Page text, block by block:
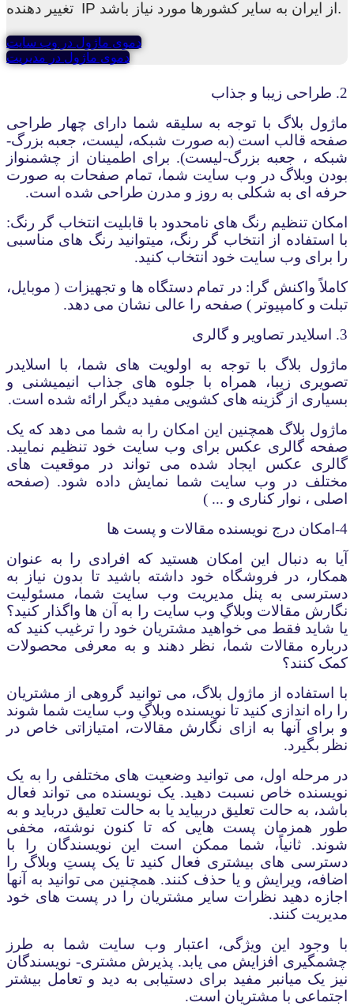
تغییر دهنده IP از ایران به سایر کشورها مورد نیاز باشد.
دموی ماژول در وب سایت
دموی ماژول در مدیریت
2. طراحی زیبا و جذاب
ماژول بلاگ با توجه به سلیقه شما دارای چهار طراحی
صفحه قالب است (به صورت شبکه، لیست، جعبه بزرگ-
شبکه ، جعبه بزرگ-لیست). برای اطمینان از چشم­نواز
بودن وبلاگ در وب سایت شما، تمام صفحات به صورت
حرفه ای به شکلی به روز و مدرن طراحی شده است.
امکان تنظیم رنگ های نامحدود با قابلیت انتخاب گر رنگ:
با استفاده از انتخاب گر رنگ، می­توانید رنگ های مناسبی
را برای وب سایت خود انتخاب کنید.
کاملاً واکنش گرا: در تمام دستگا­ه ها و تجهیزات ( موبایل،
تبلت و کامپیوتر ) صفحه را عالی نشان می دهد.
3. اسلایدر تصاویر و گالری
ماژول بلاگ با توجه به اولویت های شما، با اسلایدر
تصویری زیبا، همراه با جلوه های جذاب انیمیشنی و
بسیاری از گزینه های کشویی مفید دیگر ارائه شده است.
ماژول بلاگ همچنین این امکان را به شما می دهد که یک
صفحه گالری عکس برای وب سایت خود تنظیم نمایید.
گالری عکس ایجاد شده می تواند در موقعیت های
مختلف در وب سایت شما نمایش داده شود. (صفحه
اصلی ، نوار کناری و ... )
4-امکان درج نویسنده مقالات و پست ها
آیا به دنبال این امکان هستید که افرادی را به عنوان
همکار، در فروشگاه خود داشته باشید تا بدون نیاز به
دسترسی به پنل مدیریت وب سایت شما، مسئولیت
نگارش مقالات وبلاگِ وب سایت را به آن­ ها واگذار کنید؟
یا شاید فقط می خواهید مشتریان خود را ترغیب کنید که
درباره مقالات شما، نظر دهند و به معرفی محصولات
کمک کنند؟
با استفاده از ماژول بلاگ، می توانید گروهی از مشتریان
را راه اندازی کنید تا نویسنده وبلاگِ وب سایت شما شوند
و برای آن­ها به ازای نگارش مقالات، امتیازاتی خاص در
نظر بگیرد.
در مرحله اول، می توانید وضعیت های مختلفی را به یک
نویسنده خاص نسبت دهید. یک نویسنده می تواند فعال
باشد، به حالت تعلیق دربیاید یا به حالت تعلیق درباید و به
طور همزمان پست هایی که تا کنون نوشته، مخفی
شوند. ثانیاً، شما ممکن است این نویسندگان را با
دسترسی های بیشتری فعال کنید تا یک پستِ وبلاگ را
اضافه، ویرایش و یا حذف کنند. همچنین می توانید به آنها
اجازه دهید نظرات سایر مشتریان را در پست های خود
مدیریت کنند.
با وجود این ویژگی، اعتبار وب سایت شما به طرز
چشمگیری افزایش می یابد. پذیرش مشتری- نویسندگان
نیز یک میانبر مفید برای دستیابی به دید و تعامل بیشتر
اجتماعی با مشتریان است.